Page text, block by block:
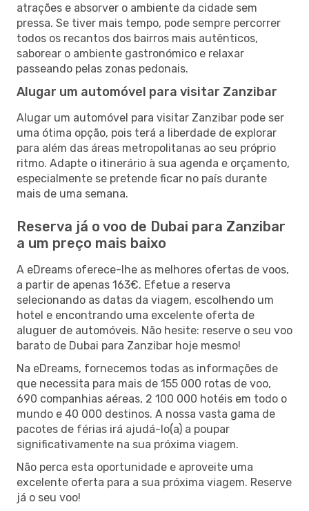
atrações e absorver o ambiente da cidade sem
pressa. Se tiver mais tempo, pode sempre percorrer
todos os recantos dos bairros mais autênticos,
saborear o ambiente gastronómico e relaxar
passeando pelas zonas pedonais.
Alugar um automóvel para visitar Zanzibar
Alugar um automóvel para visitar Zanzibar pode ser
uma ótima opção, pois terá a liberdade de explorar
para além das áreas metropolitanas ao seu próprio
ritmo. Adapte o itinerário à sua agenda e orçamento,
especialmente se pretende ficar no país durante
mais de uma semana.
Reserva já o voo de Dubai para Zanzibar
a um preço mais baixo
A eDreams oferece-lhe as melhores ofertas de voos,
a partir de apenas 163€. Efetue a reserva
selecionando as datas da viagem, escolhendo um
hotel e encontrando uma excelente oferta de
aluguer de automóveis. Não hesite: reserve o seu voo
barato de Dubai para Zanzibar hoje mesmo!
Na eDreams, fornecemos todas as informações de
que necessita para mais de 155 000 rotas de voo,
690 companhias aéreas, 2 100 000 hotéis em todo o
mundo e 40 000 destinos. A nossa vasta gama de
pacotes de férias irá ajudá-lo(a) a poupar
significativamente na sua próxima viagem.
Não perca esta oportunidade e aproveite uma
excelente oferta para a sua próxima viagem. Reserve
já o seu voo!